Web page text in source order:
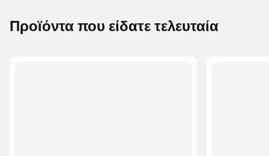
Προϊόντα που είδατε τελευταία